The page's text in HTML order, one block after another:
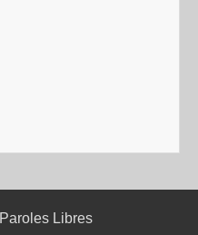
Paroles Libres